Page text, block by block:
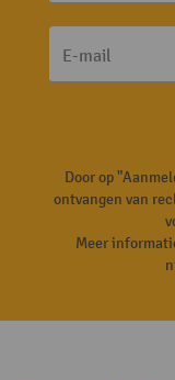
E-mail
Door op
ontvangen van
Meer